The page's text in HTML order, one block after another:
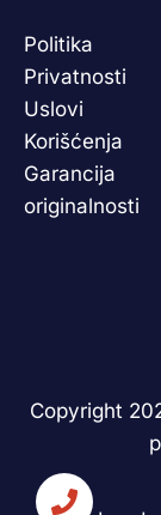
Politika
Privatnosti
Uslovi
Korišćenja
Garancija
originalnosti
Copyright